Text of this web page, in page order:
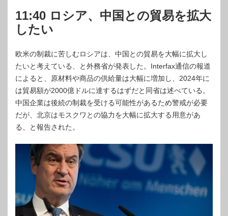
11:40 ロシア、中国との貿易を拡大
したい
欧米の制裁に苦しむロシアは、中国との貿易を大幅に拡大し
たいと考えている、と外務省が発表した。Interfax通信の報道
によると、原材料や商品の供給量は大幅に増加し、2024年に
は貿易額が2000億ドルに達するはずだと同省は述べている。
中国企業は後続の制裁を受ける可能性があるため警戒が必要
だが、北京はモスクワとの協力を大幅に拡大する用意があ
る、と報告された。